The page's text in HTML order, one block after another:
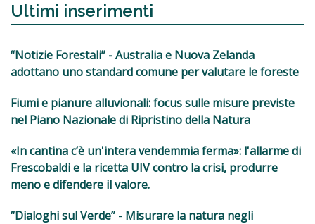
Ultimi inserimenti
“Notizie Forestali” - Australia e Nuova Zelanda
adottano uno standard comune per valutare le foreste
Fiumi e pianure alluvionali: focus sulle misure previste
nel Piano Nazionale di Ripristino della Natura
«In cantina c’è un'intera vendemmia ferma»: l'allarme di
Frescobaldi e la ricetta UIV contro la crisi, produrre
meno e difendere il valore.
“Dialoghi sul Verde” - Misurare la natura negli